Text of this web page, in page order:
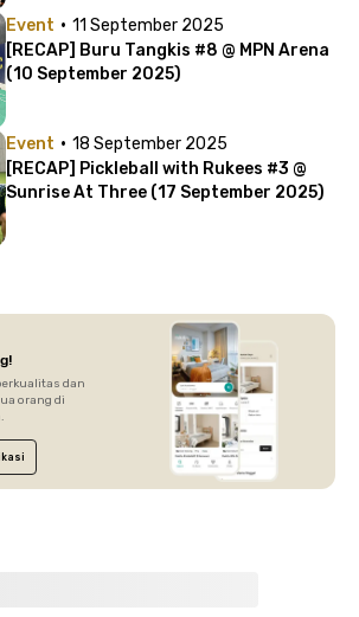
Event · 11 September 2025
[RECAP] Buru Tangkis #8 @ MPN Arena
(10 September 2025)
Event · 18 September 2025
[RECAP] Pickleball with Rukees #3 @
Sunrise At Three (17 September 2025)
dan
orang di